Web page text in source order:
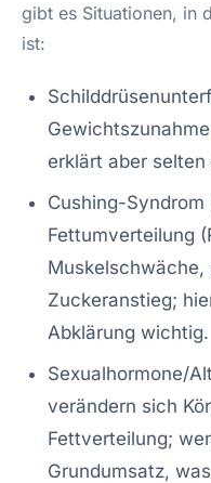
gibt es Situationen, in
ist:
erklärt aber selten
Cushing-
Fettumverteilung
Zuckeranstieg;
Abklärung wichtig.
Sexualhormone/
verändern sich
Fettverteilung;
Grundumsatz,